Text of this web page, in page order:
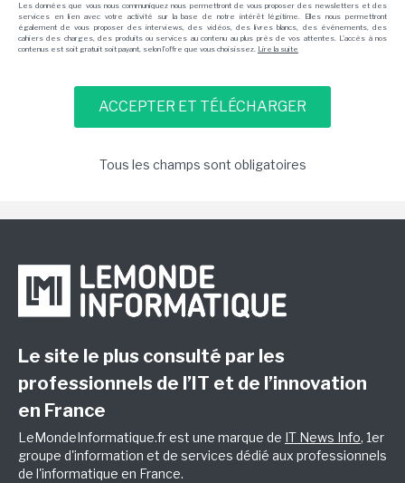
Les données que vous nous communiquez nous permettront de vous proposer des newsletters et des
services en lien avec votre activité sur la base de notre intérêt légitime. Elles nous permettront
également de vous proposer des interviews, des vidéos, des livres blancs, des événements, des
cahiers des charges, des produits ou services au contenu au plus près de vos attentes. L'accès à nos
contenus est soit gratuit soit payant, selon l'offre que vous choisissez. Lire la suite
Tous les champs sont obligatoires
Le site le plus consulté par les
professionnels de l’IT et de l’innovation
en France
LeMondeInformatique.fr est une marque de IT News Info, 1er
groupe d'information et de services dédié aux professionnels
de l'informatique en France.